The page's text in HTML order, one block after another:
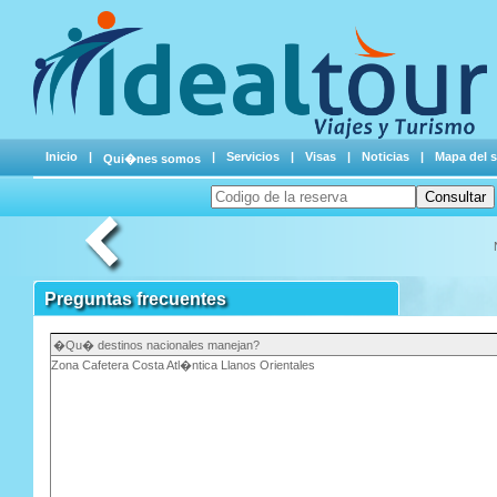
Inicio | Qui�nes somos | Servicios | Visas | Noticias | Mapa del
Consultar
Preguntas frecuentes
�Qu� destinos nacionales manejan?
Zona Cafetera Costa Atl�ntica Llanos Orientales